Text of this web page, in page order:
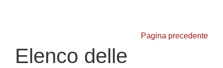
Pagina precedente
Elenco delle